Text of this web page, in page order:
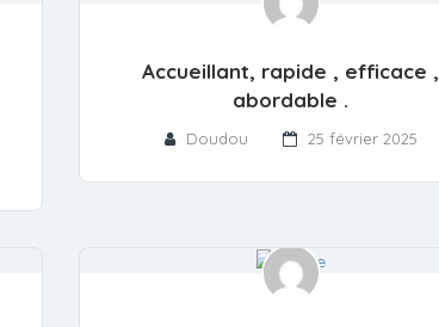
Accueillant, rapide , efficace ,
abordable .
Doudou 25 février 2025